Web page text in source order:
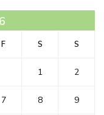
F S S
1 2
7 8 9